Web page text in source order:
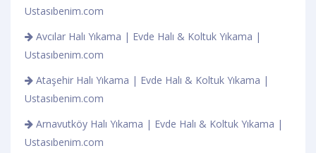
Ustasıbenim.com
Avcılar Halı Yıkama | Evde Halı & Koltuk Yıkama |
Ustasıbenim.com
Ataşehir Halı Yıkama | Evde Halı & Koltuk Yıkama |
Ustasıbenim.com
Arnavutköy Halı Yıkama | Evde Halı & Koltuk Yıkama |
Ustasıbenim.com